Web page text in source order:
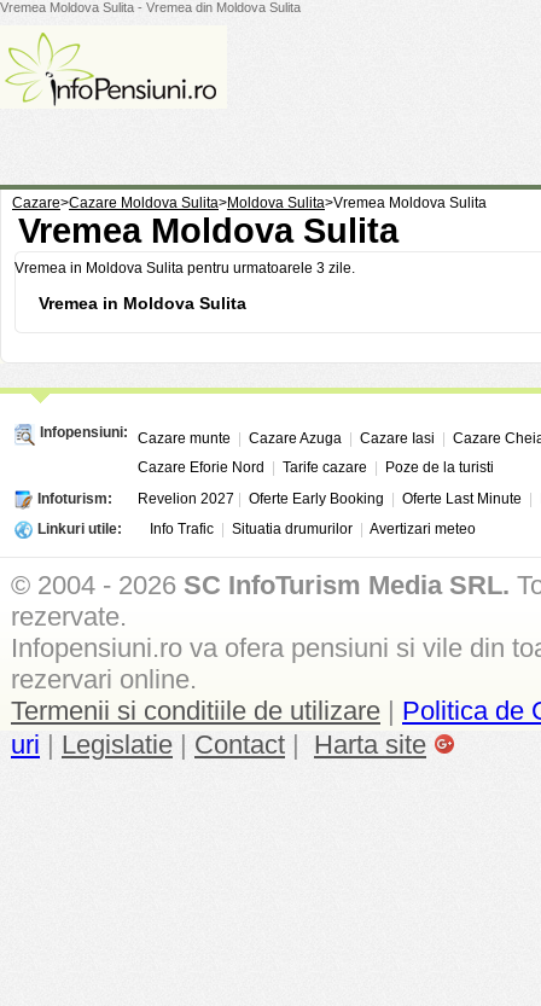
Vremea Moldova Sulita - Vremea din Moldova Sulita
Cazare>Cazare Moldova Sulita>Moldova Sulita>Vremea Moldova Sulita
Vremea Moldova Sulita
Vremea in Moldova Sulita pentru urmatoarele 3 zile.
Vremea in Moldova Sulita
Infopensiuni: Cazare munte Cazare Azuga Cazare Iasi
Cazare
Cazare Eforie Nord
Tarife cazare
Poze de la turisti
Infoturism:
Revelion 2027 Oferte Early Booking Oferte Last Minute
Linkuri utile:
Info Trafic Situatia drumurilor Avertizari meteo
© 2004 - 2026 SC InfoTurism Media SRL.
rezervate.
Infopensiuni.ro va ofera pensiuni si vile din
rezervari online.
Termenii si conditiile de utilizare | Politica de
uri | Legislatie | Contact | Harta site